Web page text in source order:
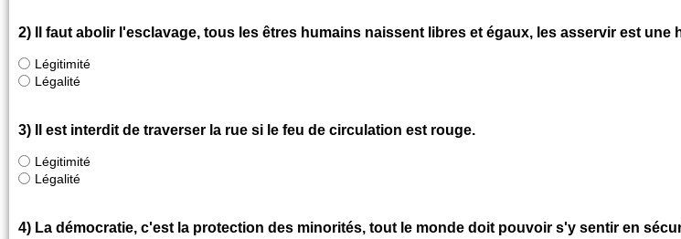
2) Il faut abolir l'esclavage, tous les êtres humains naissent libres et égaux, les asservir est une
Légitimité
Légalité
3) Il est interdit de traverser la rue si le feu de circulation est rouge.
Légitimité
Légalité
4) La démocratie, c'est la protection des minorités, tout le monde doit pouvoir s'y sentir en